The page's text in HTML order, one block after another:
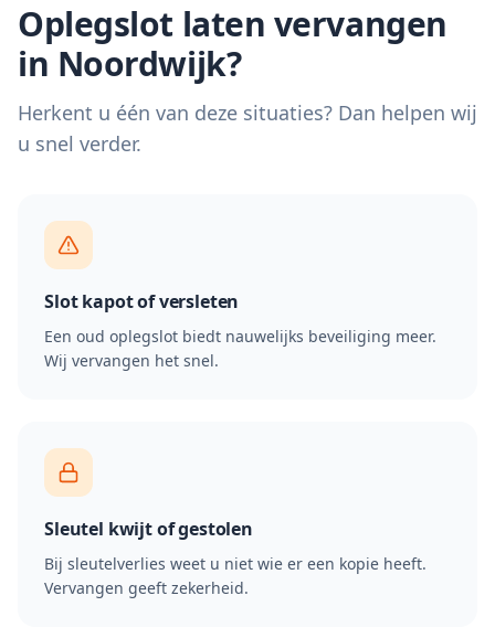
Oplegslot laten vervangen
in Noordwijk?
Herkent u één van deze situaties? Dan helpen wij
u snel verder.
Slot kapot of versleten
Een oud oplegslot biedt nauwelijks beveiliging meer.
Wij vervangen het snel.
Sleutel kwijt of gestolen
Bij sleutelverlies weet u niet wie er een kopie heeft.
Vervangen geeft zekerheid.